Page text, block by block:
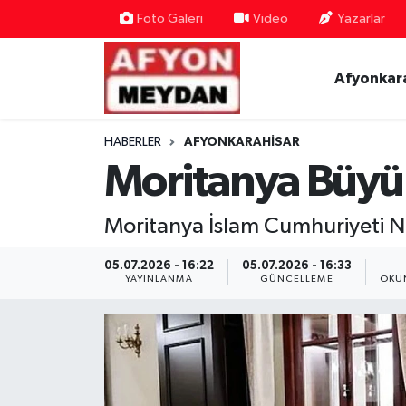
Foto Galeri Video Yazarlar
HABERLER AFYONKARAHISAR
Moritanya
Moritanya İslam Cumhuriyeti
05.07.2026 - 16:22
YAYINLANMA
05.07.2026 - 16:33
GÜNCELLEME
Nöbetçi Eczaneler
Hava Durumu
Süper Lig Puan Durumu ve Fikstür
Haber Arşivi